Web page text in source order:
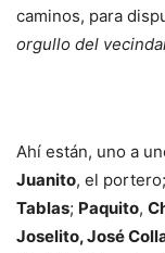
caminos, para
orgullo del
Ahí están, uno a
Juanito, el portero;
Tablas; Paquito,
Joselito, José